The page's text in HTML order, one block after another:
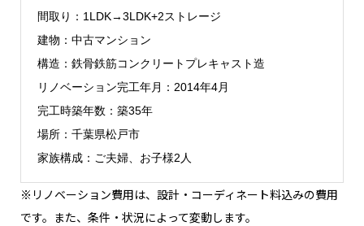
間取り
1LDK→3LDK+2ストレージ
建物
中古マンション
構造
鉄骨鉄筋コンクリートプレキャスト造
リノベーション完工年月
2014年4月
完工時築年数
築35年
場所
千葉県松戸市
家族構成
ご夫婦、お子様2人
※リノベーション費用は、設計・コーディネート料込みの費用
です。また、条件・状況によって変動します。